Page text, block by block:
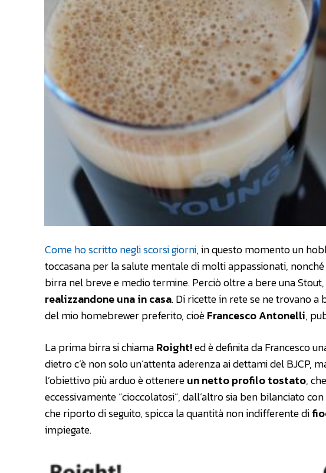
Come ho scritto negli scorsi giorni, in questo momento un
toccasana per la salute mentale di molti appassionati,
birra nel breve e medio termine. Perciò oltre a bere una Stout,
realizzandone una in casa. Di ricette in rete se ne trovano a
del mio homebrewer preferito, cioèFrancesco Antonelli,
La prima birra si chiamaRoight!ed è definita da Francesco
dietro c’è non solo un’attenta aderenza ai dettami del BJCP,
l’obiettivo più arduo è ottenereun netto profilo tostato,
eccessivamente “cioccolatosi”, dall’altro sia ben bilanciato
che riporto di seguito, spicca la quantità non indifferente di
impiegate.